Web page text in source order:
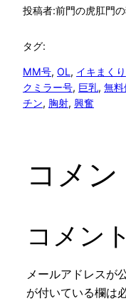
投稿者:前門の虎肛門
タグ:
MM号, OL, イキまくり
クミラー号, 巨乳, 無
チン, 胸射, 興奮
コメン
コメン
メールアドレスが
が付いている欄は